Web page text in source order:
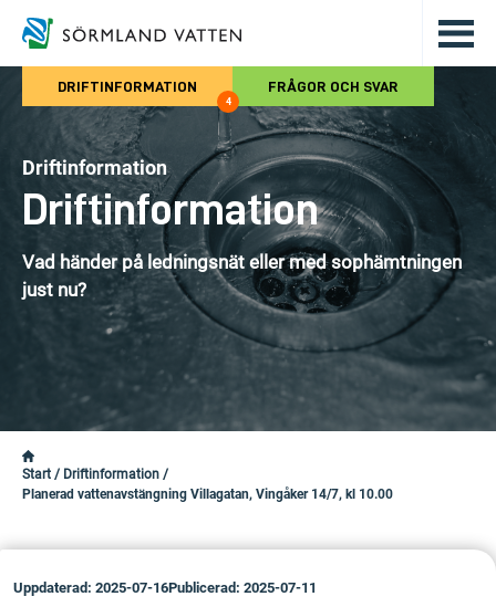
Hoppa till det huvudsakliga
DRIFTINFORMATION
4
FRÅGOR OCH SVAR
Driftinformation
Driftinformation
Vad händer på ledningsnät eller med sophämtningen
just nu?
Start / Driftinformation /
Planerad vattenavstängning Villagatan, Vingåker 14/7, kl 10.00
Uppdaterad: 2025-07-16Publicerad: 2025-07-11